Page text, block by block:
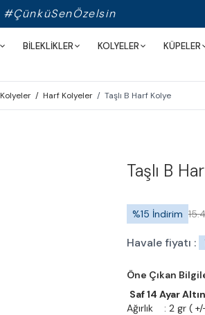
#ÇünküSenÖzelsin
BİLEKLİKLER KOLYELER KÜPELER
Kolyeler / Harf Kolyeler / Taşlı B Harf Kolye
Taşlı B
%15 İndirim
Havale fiyatı :
Öne Çıkan
Saf 14 Ayar Altın
Ağırlık : 2 gr (